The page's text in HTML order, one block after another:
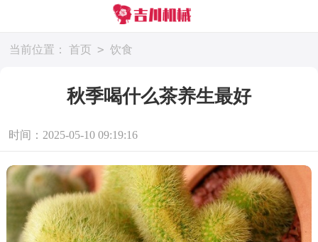
当前位置： 首页 > 饮食
秋季喝什么茶养生最好
时间：2025-05-10 09:19:16